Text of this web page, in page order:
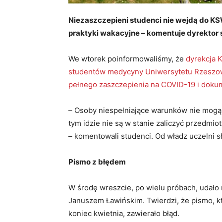
Niezaszczepieni studenci nie wejdą do
praktyki wakacyjne – komentuje dyrektor
We wtorek poinformowaliśmy, że dyrekcja
studentów medycyny Uniwersytetu
pełnego zaszczepienia na COVID-19 i
– Osoby niespełniające warunków nie
tym idzie nie są w stanie zaliczyć
– komentowali studenci. Od władz uczelni
Pismo z błędem
W środę wreszcie, po wielu próbach,
Januszem Ławińskim. Twierdzi, że pismo,
koniec kwietnia, zawierało błąd.